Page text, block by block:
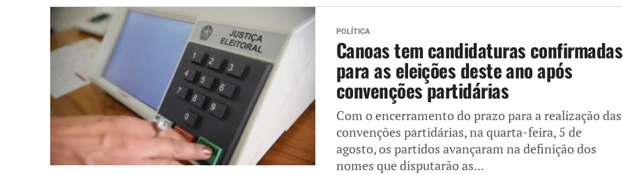
POLÍTICA
Canoas tem candidaturas confirmadas
para as eleições deste ano após
convenções partidárias
Com o encerramento do prazo para a realização das
convenções partidárias, na quarta-feira, 5 de
agosto, os partidos avançaram na definição dos
nomes que disputarão as...